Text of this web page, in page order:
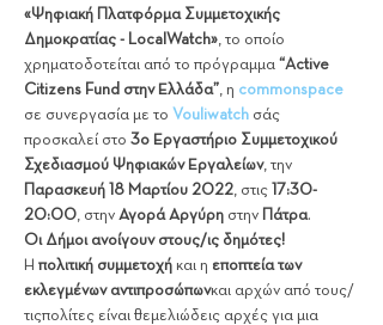
«Ψηφιακή Πλατφόρμα Συμμετοχικής
Δημοκρατίας - LocalWatch», το οποίο
χρηματοδοτείται από το πρόγραμμα “Active
Citizens Fund στην Ελλάδα”, η commonspace
σε συνεργασία με το Vouliwatch σάς
προσκαλεί στο 3ο Εργαστήριο Συμμετοχικού
Σχεδιασμού Ψηφιακών Εργαλείων, την
Παρασκευή 18 Μαρτίου 2022, στις 17:30-
20:00, στην Αγορά Αργύρη στην Πάτρα.
Οι Δήμοι ανοίγουν στους/ις δημότες!
Η πολιτική συμμετοχή και η εποπτεία των
εκλεγμένων αντιπροσώπωνκαι αρχών από τους/
τιςπολίτες είναι θεμελιώδεις αρχές για μια